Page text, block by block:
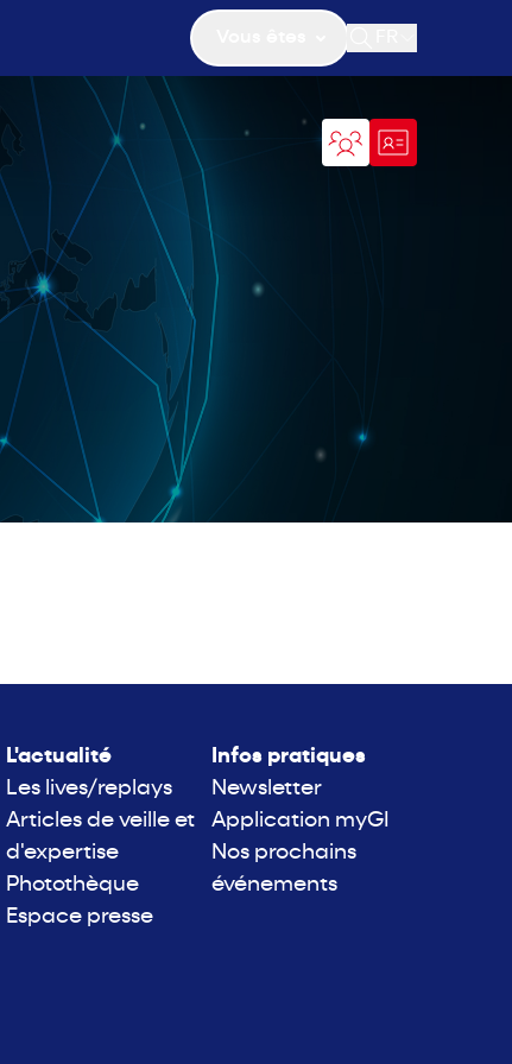
Ouvrir la
L'actualité
Les lives/replays
Articles de veille et
d'expertise
Photothèque
Espace presse
Infos pratiques
Newsletter
Application myGI
Nos prochains
événements